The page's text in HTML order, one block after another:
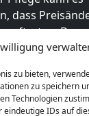
zu bieten,
zu speichern
Technologien
IDs auf
dass
auftreten. Der
Preis sowie die
im